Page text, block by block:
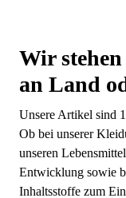
Wir
an Land
Unsere Artikel sind
Ob bei unserer
unseren
Entwicklung sowie
Inhaltsstoffe zum